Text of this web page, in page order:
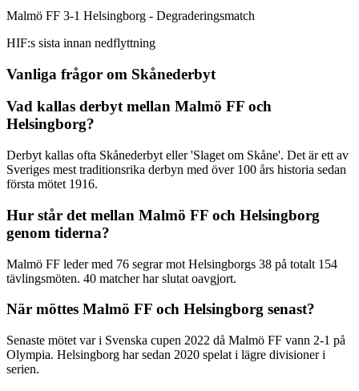
Malmö FF 3-1 Helsingborg - Degraderingsmatch
HIF:s sista innan nedflyttning
Vanliga frågor om Skånederbyt
Vad kallas derbyt mellan Malmö FF och
Helsingborg?
Derbyt kallas ofta Skånederbyt eller 'Slaget om Skåne'. Det är ett av
Sveriges mest traditionsrika derbyn med över 100 års historia sedan
första mötet 1916.
Hur står det mellan Malmö FF och Helsingborg
genom tiderna?
Malmö FF leder med 76 segrar mot Helsingborgs 38 på totalt 154
tävlingsmöten. 40 matcher har slutat oavgjort.
När möttes Malmö FF och Helsingborg senast?
Senaste mötet var i Svenska cupen 2022 då Malmö FF vann 2-1 på
Olympia. Helsingborg har sedan 2020 spelat i lägre divisioner i
serien.